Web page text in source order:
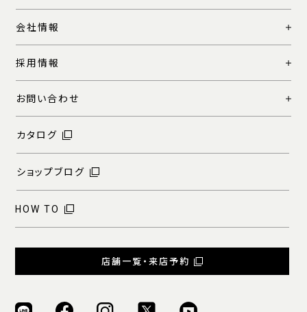
会社情報
採用情報
お問い合わせ
カタログ
ショップブログ
HOW TO
店舗一覧・来店予約